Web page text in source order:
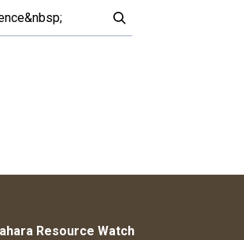
Resource Watch